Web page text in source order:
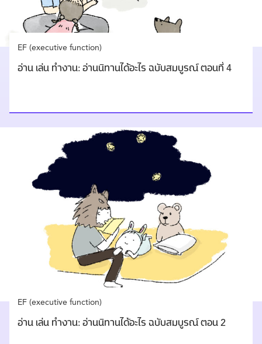
EF (executive function)
อ่าน เล่น ทำงาน: อ่านนิทานได้อะไร ฉบับสมบูรณ์ ตอนที่ 4
EF (executive function)
อ่าน เล่น ทำงาน: อ่านนิทานได้อะไร ฉบับสมบูรณ์ ตอน 2